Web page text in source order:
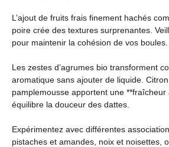
L’ajout de fruits frais finement hachés
poire crée des textures surprenantes.
pour maintenir la cohésion de vos boules.
Les zestes d’agrumes bio transforment
aromatique sans ajouter de liquide.
pamplemousse apportent une **fraîcheur
équilibre la douceur des dattes.
Expérimentez avec différentes
pistaches et amandes, noix et noisettes,